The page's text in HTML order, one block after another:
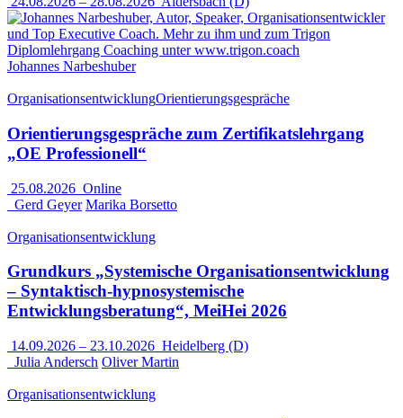
Johannes Narbeshuber
OrganisationsentwicklungOrientierungsgespräche
Orientierungsgespräche zum Zertifikatslehrgang
„OE Professionell“
25.08.2026 Online
Gerd Geyer Marika Borsetto
Organisationsentwicklung
Grundkurs „Systemische Organisationsentwicklung
– Syntaktisch-hypnosystemische
Entwicklungsberatung“, MeiHei 2026
14.09.2026 – 23.10.2026 Heidelberg (D)
Julia Andersch Oliver Martin
Organisationsentwicklung